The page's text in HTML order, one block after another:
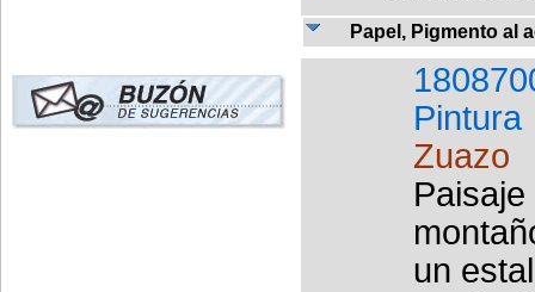
Papel, Pigmento al
Pintura
Zuazo
un